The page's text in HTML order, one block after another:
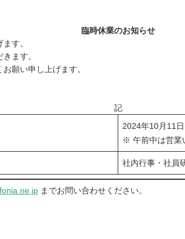
臨時休業のお知らせ
す。
ます。
願い申し上げます。
記
2024年10月11
※ 午前中は営業
社内行事・社員
までお問い合わせください。